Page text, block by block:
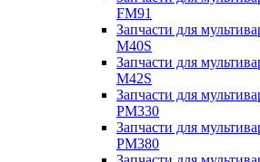
FM91
Запчасти для
M40S
Запчасти для
M42S
Запчасти для
PM330
Запчасти для
PM380